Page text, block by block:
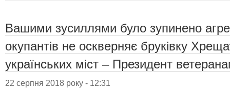
Вашими зусиллями було зупинено
окупантів не оскверняє бруківку
українських міст – Президент
22 серпня 2018 року - 12:31